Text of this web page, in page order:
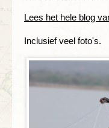
Lees het hele blog
Inclusief veel foto's.